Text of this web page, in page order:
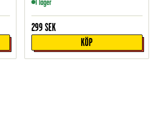
I lager
299 SEK
KÖP